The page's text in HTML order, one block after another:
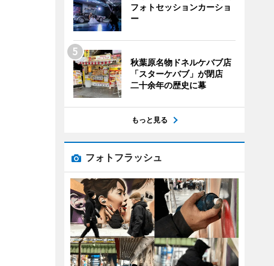
フォトセッションカーショ
ー
秋葉原名物ドネルケバブ店
「スターケバブ」が閉店
二十余年の歴史に幕
もっと見る
フォトフラッシュ